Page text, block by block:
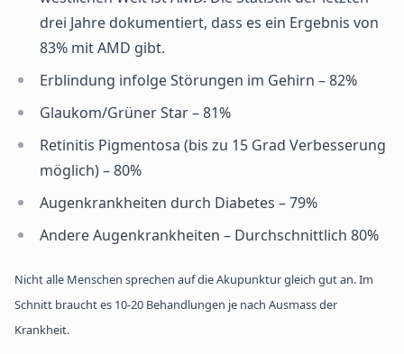
drei Jahre dokumentiert, dass es ein Ergebnis von
83% mit AMD gibt.
Erblindung infolge Störungen im Gehirn – 82%
Glaukom/Grüner Star – 81%
Retinitis Pigmentosa (bis zu 15 Grad Verbesserung
möglich) – 80%
Augenkrankheiten durch Diabetes – 79%
Andere Augenkrankheiten – Durchschnittlich 80%
Nicht alle Menschen sprechen auf die Akupunktur gleich gut an. Im
Schnitt braucht es 10-20 Behandlungen je nach Ausmass der
Krankheit.